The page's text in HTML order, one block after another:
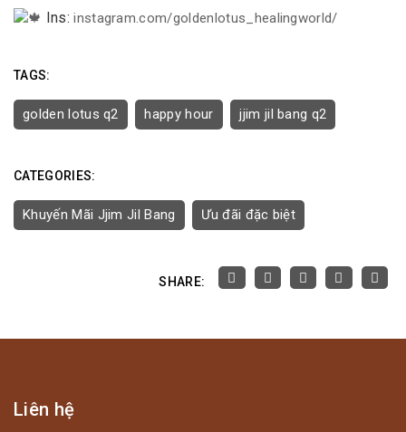
Ins:instagram.com/goldenlotus_healingworld/
TAGS:
golden lotus q2 happy hour jjim jil bang q2
CATEGORIES:
Khuyến Mãi Jjim Jil Bang Ưu đãi đặc biệt
SHARE:
Liên hệ